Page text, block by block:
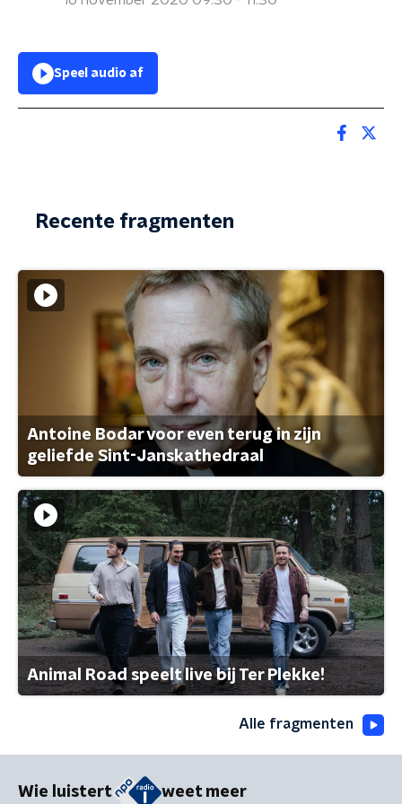
Speel audio af
Recente fragmenten
Antoine Bodar voor even terug in zijn
geliefde Sint-Janskathedraal
Animal Road speelt live bij Ter Plekke!
Alle fragmenten
Wie luistert weet meer